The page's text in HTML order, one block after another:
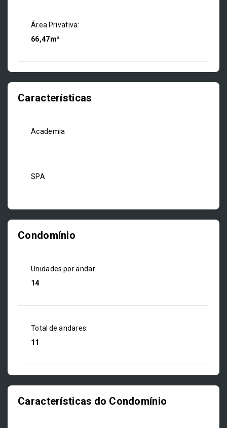
Área Privativa:
66,47m²
Características
Academia
SPA
Condomínio
Unidades por andar:
14
Total de andares:
11
Características do Condomínio